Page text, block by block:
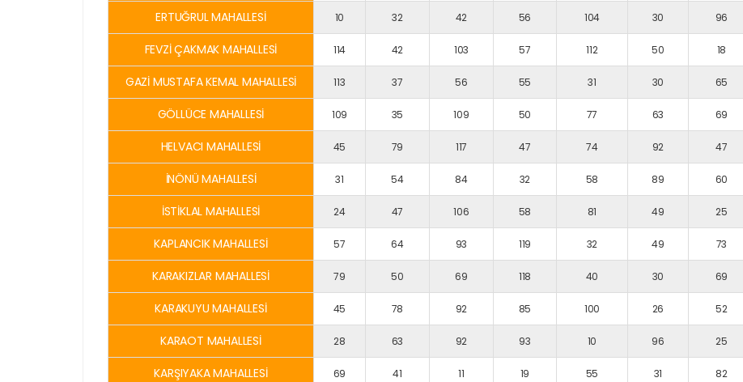
ERTUĞRUL MAHALLESİ 10 32 42 56 104 30 96
FEVZİ ÇAKMAK MAHALLESİ 114 42 103 57 112 50 18
GAZİ MUSTAFA KEMAL MAHALLESİ 113 37 56 55 31 30 65
GÖLLÜCE MAHALLESİ 109 35 109 50 77 63 69
HELVACI MAHALLESİ 45 79 117 47 74 92 47
İNÖNÜ MAHALLESİ 31 54 84 32 58 89 60
İSTİKLAL MAHALLESİ 24 47 106 58 81 49 25
KAPLANCIK MAHALLESİ 57 64 93 119 32 49 73
KARAKIZLAR MAHALLESİ 79 50 69 118 40 30 69
KARAKUYU MAHALLESİ 45 78 92 85 100 26 52
KARAOT MAHALLESİ 28 63 92 93 10 96 25
KARŞIYAKA MAHALLESİ 69 41 11 19 55 31 82